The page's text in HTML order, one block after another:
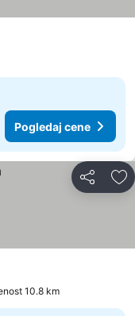
Pogledaj cene
Deli
10.8 km